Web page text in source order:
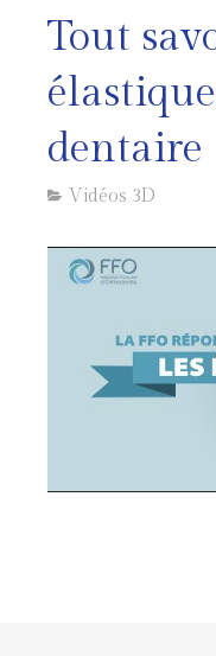
Tout
dentaire
Vidéos 3D